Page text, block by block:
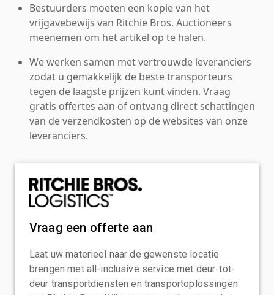
Bestuurders moeten een kopie van het
vrijgavebewijs van Ritchie Bros. Auctioneers
meenemen om het artikel op te halen.
We werken samen met vertrouwde leveranciers
zodat u gemakkelijk de beste transporteurs
tegen de laagste prijzen kunt vinden. Vraag
gratis offertes aan of ontvang direct schattingen
van de verzendkosten op de websites van onze
leveranciers.
Vraag een offerte aan
Laat uw materieel naar de gewenste locatie
brengen met all-inclusive service met deur-tot-
deur transportdiensten en transportoplossingen